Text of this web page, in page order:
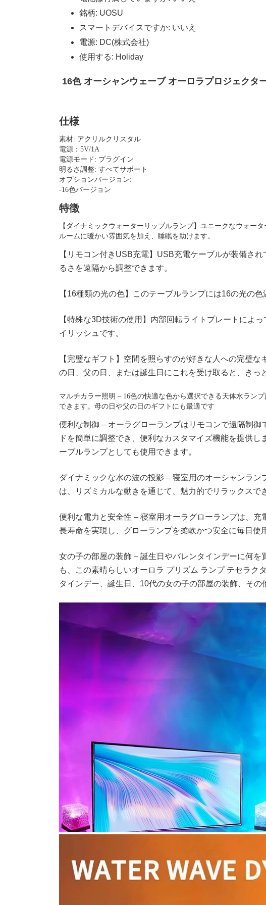
銘柄: UOSU
スマートデバイスですか: いいえ
電源: DC(株式会社)
使用する: Holiday
16色 オーシャンウェーブ オーロラプロジェク
仕様
素材: アクリルクリスタル
電源：5V/1A
電源モード: プラグイン
明るさ調整: すべてサポート
オプションバージョン:
-16色バージョン
特徴
【ダイナミックウォーターリップルランプ】ユニークなウォー
ルームに暖かい雰囲気を加え、睡眠を助けます。
【リモコン付きUSB充電】USB充電ケーブルが装備さ
るさを遠隔から調整できます。
【16種類の光の色】このテーブルランプには16の光の
【特殊な3D技術の使用】内部回転ライトプレートによ
イリッシュです。
【完璧なギフト】空間を照らすのが好きな人への完璧
の日、父の日、または誕生日にこれを受け取ると、きっ
マルチカラー照明 – 16色の快適な色から選択できる天体水ラン
できます。母の日や父の日のギフトにも最適です
便利な制御 – オーラグローランプはリモコンで遠隔制
ドを簡単に調整でき、便利なカスタマイズ機能を提供
ーブルランプとしても使用できます。
ダイナミックな水の波の投影 – 寝室用のオーシャンラ
は、リズミカルな動きを通じて、魅力的でリラックスで
便利な電力と安全性 – 寝室用オーラグローランプは、
長寿命を実現し、グローランプを柔軟かつ安全に毎日使
女の子の部屋の装飾 – 誕生日やバレンタインデーに何
も、この素晴らしいオーロラ プリズム ランプ テセラ
タインデー、誕生日、10代の女の子の部屋の装飾、その